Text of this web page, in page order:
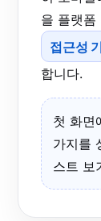
을 플랫
접근성
합니다.
첫 화면
가지를
스트 보